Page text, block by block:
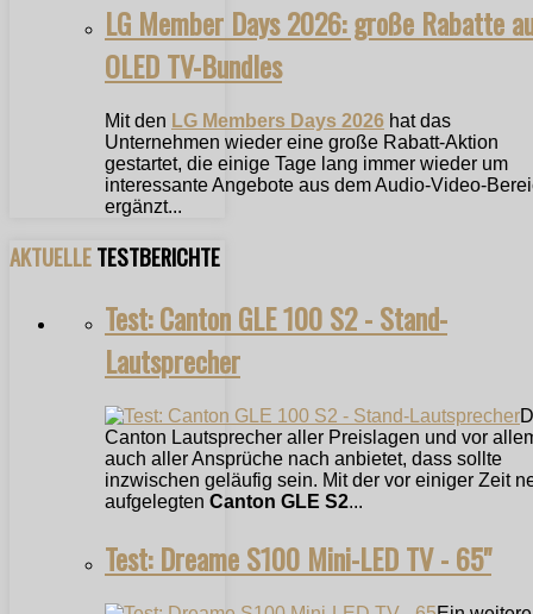
LG Member Days 2026: große Rabatte
OLED TV-Bundles
Mit den LG Members Days 2026 hat das
Unternehmen wieder eine große Rabatt-Aktion
gestartet, die einige Tage lang immer wieder um
interessante Angebote aus dem Audio-Video-
ergänzt...
AKTUELLETESTBERICHTE
Test: Canton GLE 100 S2 - Stand-
Lautsprecher
Canton Lautsprecher aller Preislagen und vor
auch aller Ansprüche nach anbietet, dass sollte
inzwischen geläufig sein. Mit der vor einiger Zeit
aufgelegten Canton GLE S2...
Test: Dreame S100 Mini-LED TV - 65"